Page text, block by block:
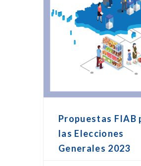
Propuestas FIAB
las Elecciones
Generales 2023